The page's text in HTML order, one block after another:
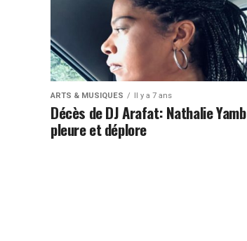
ARTS & MUSIQUES Il y a 7 ans
Décès de DJ Arafat: Nathalie Yamb
pleure et déplore